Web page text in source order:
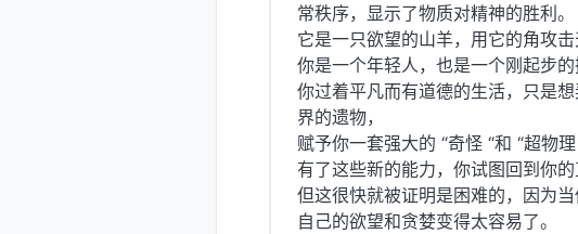
常秩序，显示了物质对精神的胜利。
它是一只欲望的山羊，用它的角攻
你是一个年轻人，也是一个刚起步的
你过着平凡而有道德的生活，只是
界的遗物，
赋予你一套强大的 “奇怪 “和 “超物理
有了这些新的能力，你试图回到你
但这很快就被证明是困难的，因为
自己的欲望和贪婪变得太容易了。